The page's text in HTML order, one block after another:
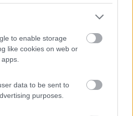
to enable storage
like cookies on web or
data to be sent to
purposes.